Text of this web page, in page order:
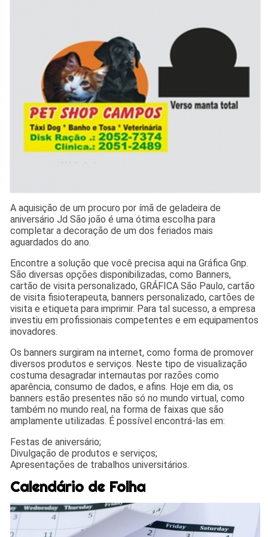
A aquisição de um procuro por ímã de geladeira de
aniversário Jd São joão é uma ótima escolha para
completar a decoração de um dos feriados mais
aguardados do ano.
Encontre a solução que você precisa aqui na Gráfica Gnp.
São diversas opções disponibilizadas, como Banners,
cartão de visita personalizado, GRÁFICA São Paulo, cartão
de visita fisioterapeuta, banners personalizado, cartões de
visita e etiqueta para imprimir. Para tal sucesso, a empresa
investiu em profissionais competentes e em equipamentos
inovadores.
Os banners surgiram na internet, como forma de promover
diversos produtos e serviços. Neste tipo de visualização
costuma desagradar internautas por razões como
aparência, consumo de dados, e afins. Hoje em dia, os
banners estão presentes não só no mundo virtual, como
também no mundo real, na forma de faixas que são
amplamente utilizadas. É possível encontrá-las em:
Festas de aniversário;
Divulgação de produtos e serviços;
Apresentações de trabalhos universitários.
Calendário de Folha